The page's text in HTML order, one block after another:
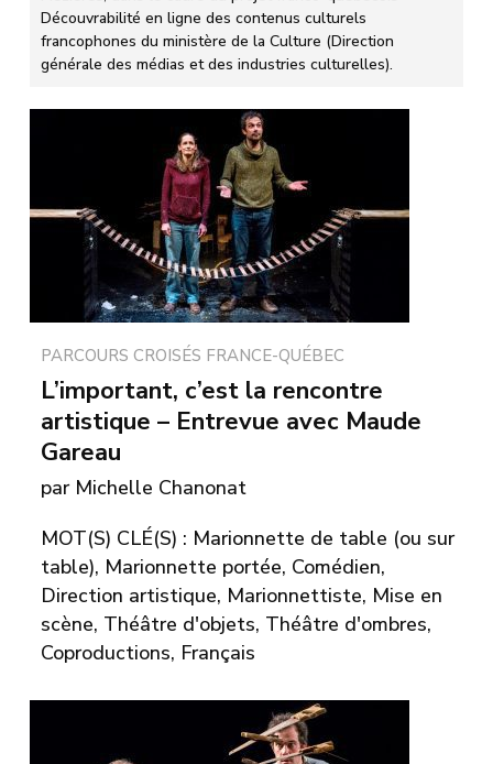
Découvrabilité en ligne des contenus culturels
francophones du ministère de la Culture (Direction
générale des médias et des industries culturelles).
PARCOURS CROISÉS FRANCE-QUÉBEC
L’important, c’est la rencontre
artistique – Entrevue avec Maude
Gareau
par Michelle Chanonat
MOT(S) CLÉ(S) : Marionnette de table (ou sur
table), Marionnette portée, Comédien,
Direction artistique, Marionnettiste, Mise en
scène, Théâtre d'objets, Théâtre d'ombres,
Coproductions, Français